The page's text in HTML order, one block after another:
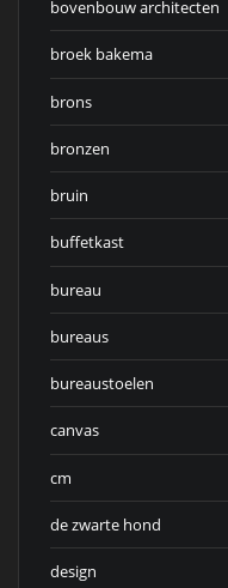
bovenbouw architecten
broek bakema
brons
bronzen
bruin
buffetkast
bureau
bureaus
bureaustoelen
canvas
cm
de zwarte hond
design